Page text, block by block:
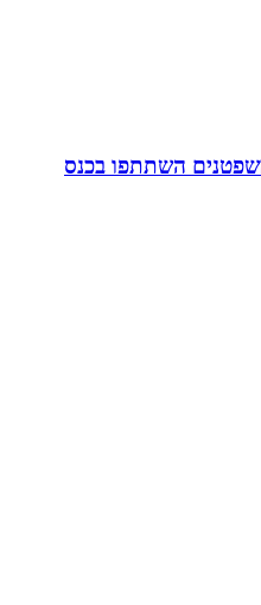
השתתפו בכנס